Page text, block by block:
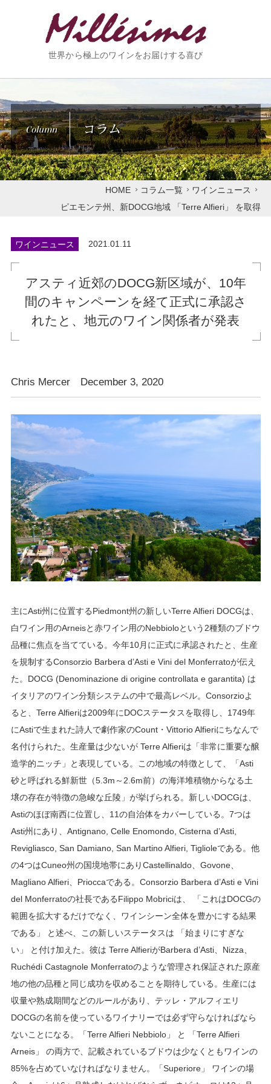
世界から極上のワインをお届けする喜び
Column コラム
HOME コラム一覧
ワインニュース
ピエモンテ州、新DOCG地域 「Terre Alfieri」 を取得
ワインニュース 2021.01.11
アスティ近郊のDOCG新区域が、10年
間のキャンペーンを経て正式に承認さ
れたと、地元のワイン関係者が発表
Chris Mercer December 3, 2020
主にAsti州に位置するPiedmont州の新しいTerre Alfieri DOCGは、
白ワイン用のArneisと赤ワイン用のNebbioloという2種類のブドウ
品種に焦点を当てている。今年10月に正式に承認されたと、生産
を規制するConsorzio Barbera d’Asti e Vini del Monferratoが伝え
た。DOCG (Denominazione di origine controllata e garantita) は
イタリアのワイン分類システムの中で最高レベル。Consorzioよ
ると、Terre Alfieriは2009年にDOCステータスを取得し、1749年
にAstiで生まれた詩人で劇作家のCount・Vittorio Alfieriにちなんで
名付けられた。生産量は少ないが Terre Alfieriは「非常に重要な醸
造学的ニッチ」と表現している。この地域の特徴として、「Asti
砂と呼ばれる鮮新世（5.3m～2.6m前）の海洋堆積物からなる土
壌の存在が特徴の急峻な丘陵」が挙げられる。新しいDOCGは、
Astiのほぼ南西に位置し、11の自治体をカバーしている。7つは
Asti州にあり、Antignano, Celle Enomondo, Cisterna d’Asti,
Revigliasco, San Damiano, San Martino Alfieri, Tiglioleである。他
の4つはCuneo州の国境地帯にありCastellinaldo、Govone、
Magliano Alfieri、Prioccaである。Consorzio Barbera d’Asti e Vini
del Monferratoの社長であるFilippo Mobriciは、 「これはDOCGの
範囲を拡大するだけでなく、ワインシーン全体を豊かにする結果
である」 と述べ、この新しいステータスは 「始まりにすぎな
い」 と付け加えた。彼は Terre AlfieriがBarbera d’Asti、Nizza、
Ruchédi Castagnole Monferratoのような管理され保証された原産
地の他の品種と同じ成功を収めることを期待している。生産には
収量や熟成期間などのルールがあり、テッレ・アルフィエリ
DOCGの名前を使っているワイナリーでは必ず守らなければなら
ないことになる。「Terre Alfieri Nebbiolo」 と 「Terre Alfieri
Arneis」 の両方で、記載されているブドウは少なくともワインの
85%を占めていなければなりません。「Superiore」 ワインの場